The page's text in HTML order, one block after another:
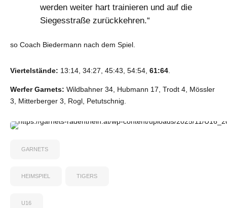
werden weiter hart trainieren und auf die
Siegesstraße zurückkehren.“
so Coach Biedermann nach dem Spiel.
Viertelstände: 13:14, 34:27, 45:43, 54:54, 61:64.
Werfer Garnets: Wildbahner 34, Hubmann 17, Trodt 4, Mössler
3, Mitterberger 3, Rogl, Petutschnig.
GARNETS
HEIMSPIEL TIGERS
U16